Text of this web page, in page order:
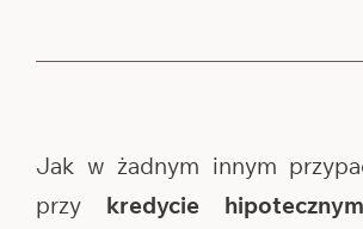
Jak w żadnym innym
przy kredycie hipotecznym